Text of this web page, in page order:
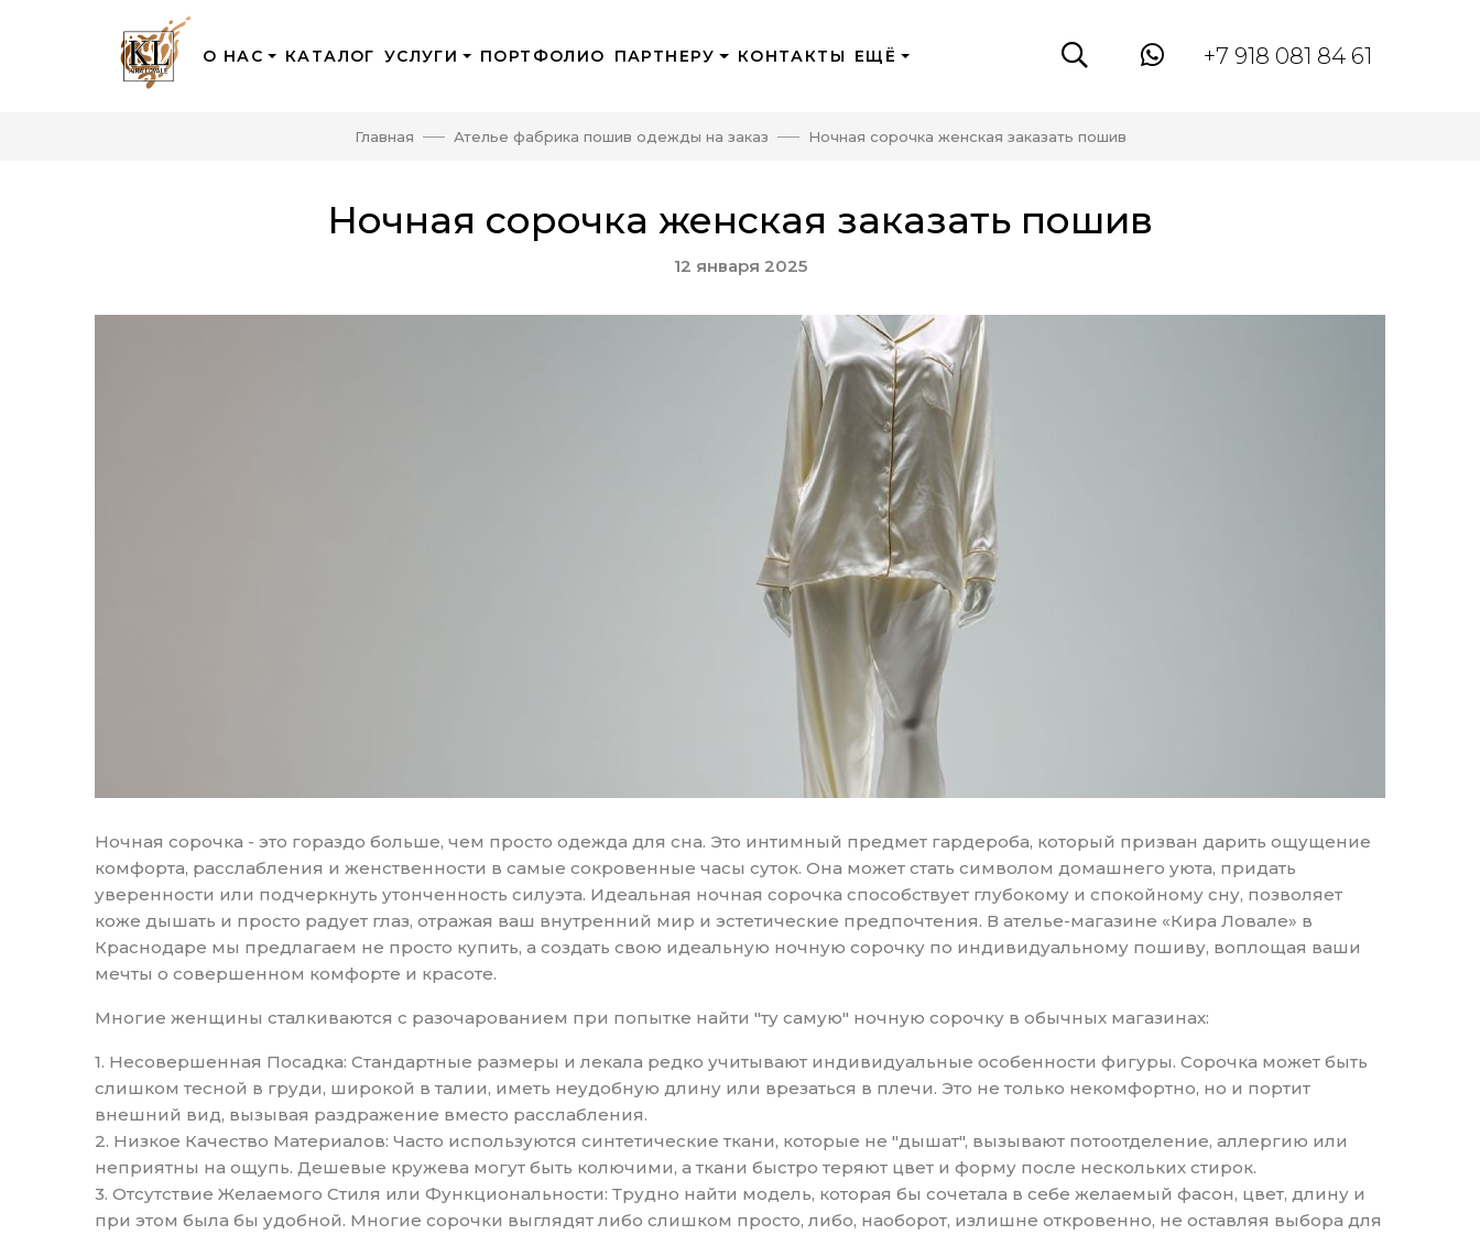
О НАС КАТАЛОГ УСЛУГИ ПОРТФОЛИО ПАРТНЕРУ КОНТАКТЫ ЕЩЁ +7 918 081 84 61
Главная Ателье фабрика пошив одежды на заказ Ночная сорочка женская заказать пошив
Ночная сорочка женская заказать пошив
12 января 2025
Ночная сорочка - это гораздо больше, чем просто одежда для сна. Это интимный предмет гардероба, который призван дарить ощущение
комфорта, расслабления и женственности в самые сокровенные часы суток. Она может стать символом домашнего уюта, придать
уверенности или подчеркнуть утонченность силуэта. Идеальная ночная сорочка способствует глубокому и спокойному сну, позволяет
коже дышать и просто радует глаз, отражая ваш внутренний мир и эстетические предпочтения. В ателье-магазине «Кира Ловале» в
Краснодаре мы предлагаем не просто купить, а создать свою идеальную ночную сорочку по индивидуальному пошиву, воплощая ваши
мечты о совершенном комфорте и красоте.
Многие женщины сталкиваются с разочарованием при попытке найти "ту самую" ночную сорочку в обычных магазинах:
1. Несовершенная Посадка: Стандартные размеры и лекала редко учитывают индивидуальные особенности фигуры. Сорочка может быть
слишком тесной в груди, широкой в талии, иметь неудобную длину или врезаться в плечи. Это не только некомфортно, но и портит
внешний вид, вызывая раздражение вместо расслабления.
2. Низкое Качество Материалов: Часто используются синтетические ткани, которые не "дышат", вызывают потоотделение, аллергию или
неприятны на ощупь. Дешевые кружева могут быть колючими, а ткани быстро теряют цвет и форму после нескольких стирок.
3. Отсутствие Желаемого Стиля или Функциональности: Трудно найти модель, которая бы сочетала в себе желаемый фасон, цвет, длину и
при этом была бы удобной. Многие сорочки выглядят либо слишком просто, либо, наоборот, излишне откровенно, не оставляя выбора для